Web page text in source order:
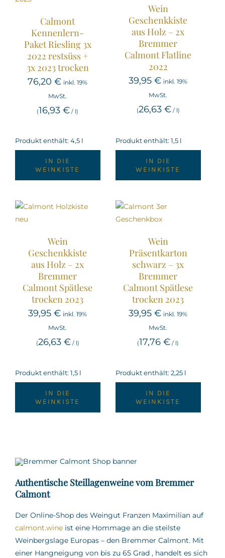
Calmont
Kennenlern-
Paket Riesling 3x
2022 restsüss +
3x 2023 trocken
76,20€ inkl. 19%
MwSt.
(16,93€ / l)
Produkt enthält: 4,5 l
IN DIE
WEINKISTE
Wein
Geschenkkiste
aus Holz – 2x
Bremmer
Calmont Flatline
2022
39,95€ inkl. 19%
MwSt.
(26,63 €/ l)
Produkt enthält: 1,5 l
IN DIE
WEINKISTE
Wein
Geschenkkiste
aus Holz – 2x
Bremmer
Calmont Spätlese
trocken 2023
39,95€ inkl. 19%
MwSt.
(26,63 €/ l)
Produkt enthält: 1,5 l
IN DIE
WEINKISTE
Wein
Präsentkarton
schwarz – 3x
Bremmer
Calmont Spätlese
trocken 2023
39,95€ inkl. 19%
MwSt.
(17,76€ / l)
Produkt enthält: 2,25 l
IN DIE
WEINKISTE
Authentische Steillagenweine vom Bremmer
Calmont
Der Online-Shop des Weingut Franzen Maximilian auf
calmont.wineist eine Hommage an die steilste
Weinbergslage Europas – den Bremmer Calmont. Mit
einer Hangneigung von bis zu 65 Grad, handelt es sich